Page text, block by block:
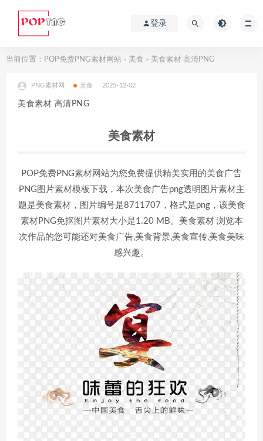
登录
当前位置： POP免费PNG素材网站 > 美食 > 美食素材 高清PNG
PNG素材网 美食 2025-12-02
美食素材 高清PNG
美食素材
POP免费PNG素材网站为您免费提供精美实用的美食广告
PNG图片素材模板下载，本次美食广告png透明图片素材主
题是美食素材，图片编号是8711707，格式是png，该美食
素材PNG免抠图片素材大小是1.20 MB。美食素材 浏览本
次作品的您可能还对美食广告,美食背景,美食宣传,美食美味
感兴趣。